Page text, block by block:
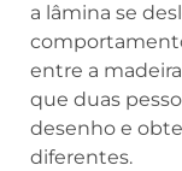
a lâmina se
entre a
que duas
desenho e
diferentes.